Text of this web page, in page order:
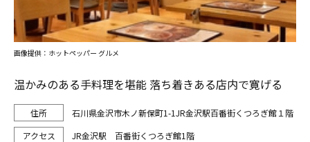
温かみのある手料理を堪能 落ち着きある店内で寛げる
石川県金沢市木ノ新保町1-1JR金沢駅百番街くつろぎ館１階
JR金沢駅 百番街くつろぎ館1階
画像提供：ホットペッパー グルメ